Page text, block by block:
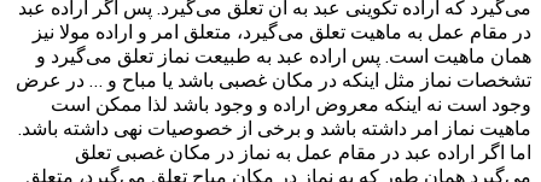
می‌گیرد که اراده تکوینی عبد به آن تعلق می‌گیرد. پس اگر اراده عبد
در مقام عمل به ماهیت تعلق می‌گیرد، متعلق امر و اراده مولا نیز
همان ماهیت است. پس اراده عبد به طبیعت نماز تعلق می‌گیرد و
تشخصات نماز مثل اینکه در مکان غصبی باشد یا مباح و … در عرض
وجود است نه اینکه معروض اراده و وجود باشد لذا ممکن است
ماهیت نماز امر داشته باشد و برخی از خصوصیات نهی داشته باشد.
اما اگر اراده عبد در مقام عمل به نماز در مکان غصبی تعلق
می‌گیرد همان طور که به نماز در مکان مباح تعلق می‌گیرد، متعلق